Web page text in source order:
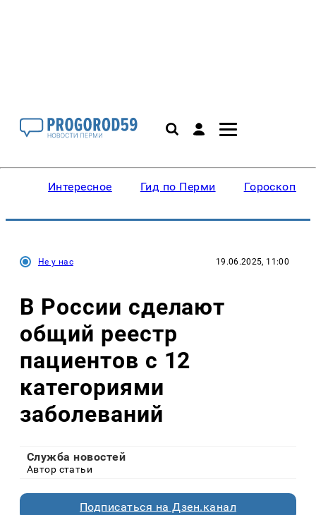
Интересное Гид по Перми Гороскопы
Не у нас 19.06.2025, 11:00
В России сделают
общий реестр
пациентов с 12
категориями
заболеваний
Служба новостей
Автор статьи
Подписаться на Дзен.канал